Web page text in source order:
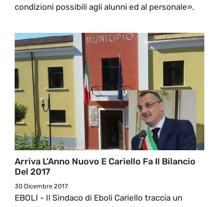
condizioni possibili agli alunni ed al personale».
Arriva L’Anno Nuovo E Cariello Fa Il Bilancio
Del 2017
30 Dicembre 2017
EBOLI - Il Sindaco di Eboli Cariello traccia un